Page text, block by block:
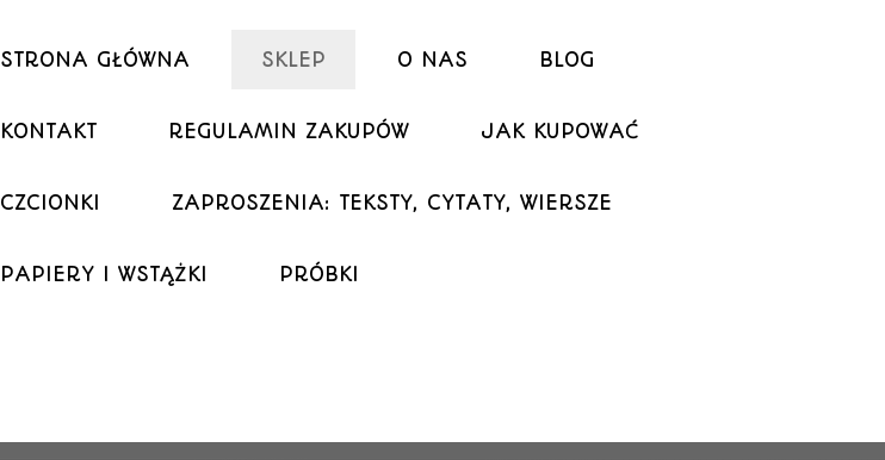
STRONA GŁÓWNA SKLEP O NAS BLOG
KONTAKT REGULAMIN ZAKUPÓW JAK KUPOWAĆ
CZCIONKI ZAPROSZENIA: TEKSTY, CYTATY, WIERSZE
PAPIERY I WSTĄŻKI PRÓBKI